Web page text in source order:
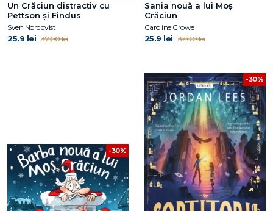
Un Crăciun distractiv cu
Pettson și Findus
Sven Nordqvist
25.9 lei 37.00 lei
Sania nouă a lui Moș
Crăciun
Caroline Crowe
25.9 lei 37.00 lei
-30%
-30%